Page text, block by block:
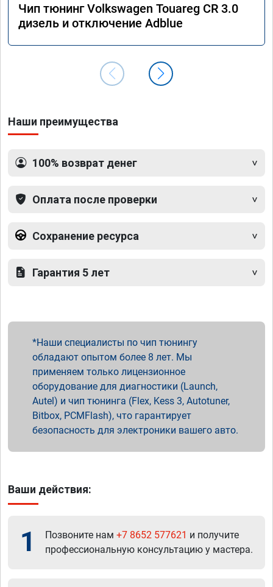
Чип тюнинг Volkswagen Touareg CR 3.0
дизель и отключение Adblue
Наши преимущества
100% возврат денег
Оплата после проверки
Сохранение ресурса
Гарантия 5 лет
Наши специалисты по чип тюнингу
обладают опытом более 8 лет. Мы
применяем только лицензионное
оборудование для диагностики (Launch,
Autel) и чип тюнинга (Flex, Kess 3, Autotuner,
Bitbox, PCMFlash), что гарантирует
безопасность для электроники вашего авто.
Ваши действия:
1 Позвоните нам +7 8652 577621 и получите
профессиональную консультацию у мастера.